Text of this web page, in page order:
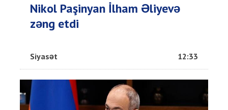
Nikol Paşinyan İlham Əliyevə
zəng etdi
Siyasət 12:33